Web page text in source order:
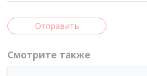
Отправить
Смотрите также